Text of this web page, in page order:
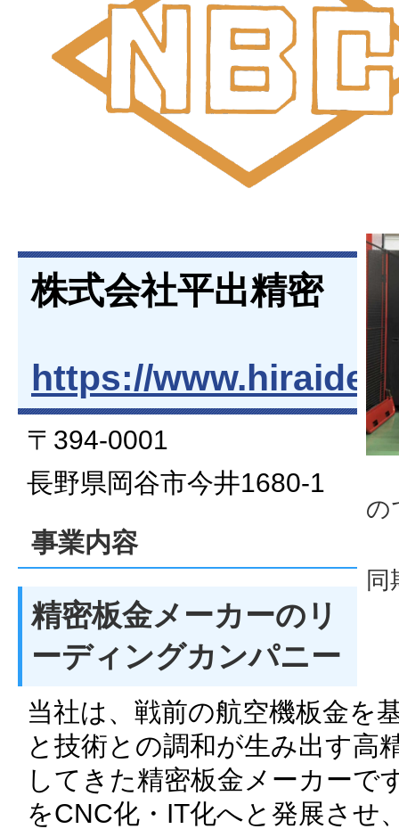
の
同
株式会社平出精密
https://
〒394-0001
長野県岡谷市今井1680-1
事業内容
精密板金メーカーのリ
ーディングカンパニー
当社は、戦前の航空機板金を
と技術との調和が生み出す高
してきた精密板金メーカーで
をCNC化・IT化へと発展させ